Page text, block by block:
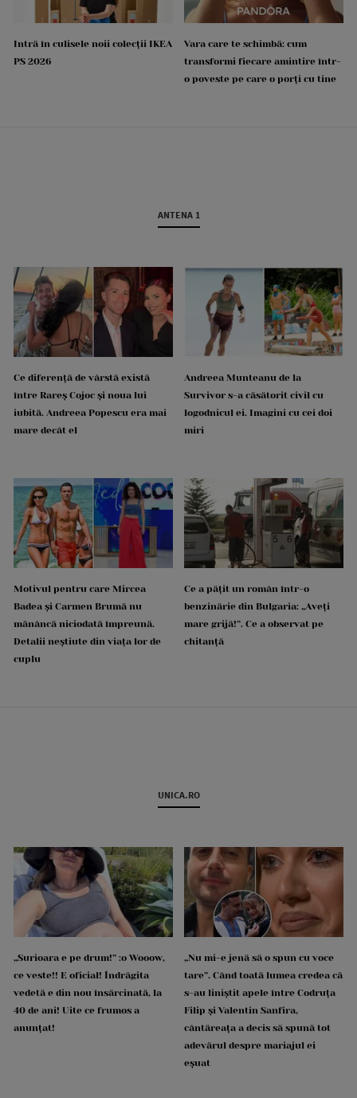
Intră în culisele noii colecții IKEA
PS 2026
Vara care te schimbă: cum
transformi fiecare amintire într-
o poveste pe care o porți cu tine
ANTENA 1
Ce diferență de vârstă există
între Rareș Cojoc și noua lui
iubită. Andreea Popescu era mai
mare decât el
Andreea Munteanu de la
Survivor s-a căsătorit civil cu
logodnicul ei. Imagini cu cei doi
miri
Motivul pentru care Mircea
Badea și Carmen Brumă nu
mănâncă niciodată împreună.
Detalii neștiute din viața lor de
cuplu
Ce a pățit un român într-o
benzinărie din Bulgaria: „Aveți
mare grijă!”. Ce a observat pe
chitanță
UNICA.RO
„Surioara e pe drum!” :o Wooow,
ce veste!! E oficial! Îndrăgita
vedetă e din nou însărcinată, la
40 de ani! Uite ce frumos a
anunțat!
„Nu mi-e jenă să o spun cu voce
tare”. Când toată lumea credea că
s-au liniștit apele între Codruța
Filip și Valentin Sanfira,
cântăreața a decis să spună tot
adevărul despre mariajul ei
eșuat